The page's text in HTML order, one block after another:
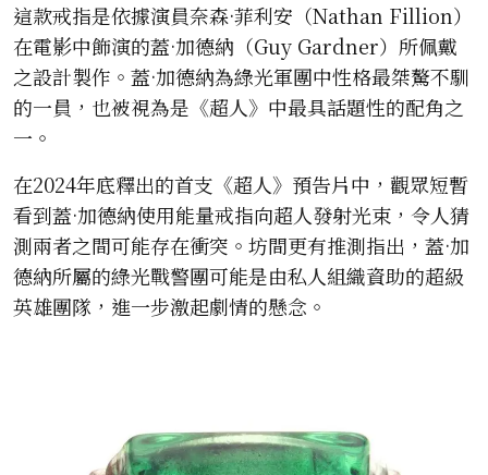
這款戒指是依據演員奈森·菲利安（Nathan Fillion）
在電影中飾演的蓋·加德納（Guy Gardner）所佩戴
之設計製作。蓋·加德納為綠光軍團中性格最桀驁不馴
的一員，也被視為是《超人》中最具話題性的配角之
一。
在2024年底釋出的首支《超人》預告片中，觀眾短暫
看到蓋·加德納使用能量戒指向超人發射光束，令人猜
測兩者之間可能存在衝突。坊間更有推測指出，蓋·加
德納所屬的綠光戰警團可能是由私人組織資助的超級
英雄團隊，進一步激起劇情的懸念。